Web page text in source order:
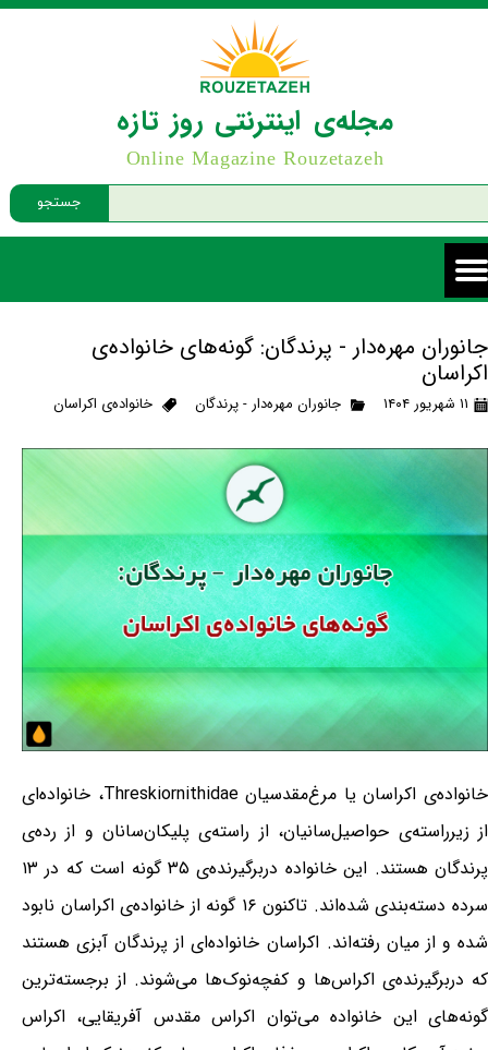
جستجو
مجله‌ی اینترنتی روز تازه
Online Magazine Rouzetazeh
جانوران مهره‌دار - پرندگان: گونه‌های خانواده‌ی
اکراسان
۱۱ شهریور ۱۴۰۴ جانوران مهره‌دار - پرندگان خانواده‌ی اکراسان
خانواده‌ی اکراسان یا مرغ‌مقدسیان Threskiornithidae، خانواده‌ای
از زیرراسته‌ی حواصیل‌سانیان، از راسته‌ی پلیکان‌سانان و از رده‌ی
پرندگان هستند. این خانواده دربرگیرنده‌ی ۳۵ گونه است که در ۱۳
سرده دسته‌بندی شده‌اند. تاکنون ۱۶ گونه از خانواده‌ی اکراسان نابود
شده و از میان رفته‌اند. اکراسان خانواده‌ای از پرندگان آبزی هستند
که دربرگیرنده‌ی اکراس‌ها و کفچه‌نوک‌ها می‌شوند. از برجسته‌ترین
گونه‌های این خانواده می‌توان اکراس مقدس آفریقایی، اکراس